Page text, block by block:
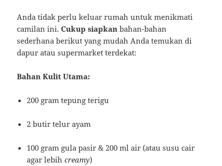
Anda tidak perlu keluar rumah untuk menikmati
camilan ini.Cukup siapkan bahan-bahan
sederhana berikut yang mudah Anda temukan di
dapur atau supermarket terdekat:
Bahan Kulit Utama:
200 gram tepung terigu
2 butir telur ayam
100 gram gula pasir & 200 ml air (atau susu cair
agar lebihcreamy)